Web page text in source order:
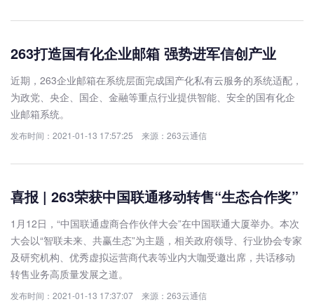
263打造国有化企业邮箱 强势进军信创产业
近期，263企业邮箱在系统层面完成国产化私有云服务的系统适配，
为政党、央企、国企、金融等重点行业提供智能、安全的国有化企
业邮箱系统。
发布时间：2021-01-13 17:57:25 来源：263云通信
喜报 | 263荣获中国联通移动转售“生态合作奖”
1月12日，“中国联通虚商合作伙伴大会”在中国联通大厦举办。本次
大会以“智联未来、共赢生态”为主题，相关政府领导、行业协会专家
及研究机构、优秀虚拟运营商代表等业内大咖受邀出席，共话移动
转售业务高质量发展之道。
发布时间：2021-01-13 17:37:07 来源：263云通信